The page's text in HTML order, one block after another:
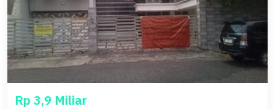
Rp 3,9 Miliar